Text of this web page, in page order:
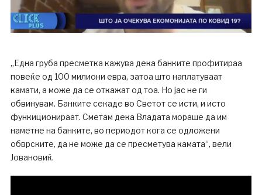
„Една груба пресметка кажува дека банките профитираа
повеќе од 100 милиони евра, затоа што наплатуваат
камати, а може да се откажат од тоа. Но јас не ги
обвинувам. Банките секаде во Светот се исти, и исто
функиционираат. Сметам дека Владата мораше да им
наметне на банките, во периодот кога се одложени
обврските, да не може да се пресметува камата“, вели
Јовановиќ.